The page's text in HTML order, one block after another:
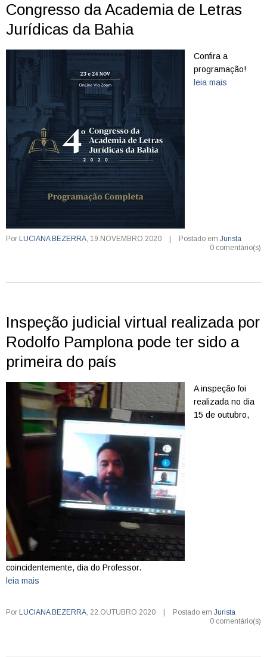
Congresso da Academia de Letras
Jurídicas da Bahia
Confira a
programação!
leia mais
Por LUCIANA BEZERRA, 19.NOVEMBRO.2020 Postado em Jurista
0 comentário(s)
Inspeção judicial virtual realizada por
Rodolfo Pamplona pode ter sido a
primeira do país
A inspeção foi
realizada no dia
15 de outubro,
coincidentemente, dia do Professor.
leia mais
Por LUCIANA BEZERRA, 22.OUTUBRO.2020 Postado em Jurista
0 comentário(s)